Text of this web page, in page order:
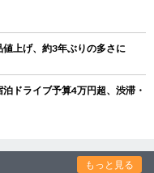
上げ、約3年ぶりの多さに
ドライブ予算4万円超、渋滞・
もっと見る